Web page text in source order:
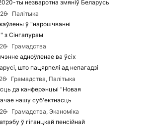
ты незваротна змяніў Беларусь
Палітыка
ў "нарошчванні
з Сінгапурам
Грамадства
адноўленае ва ўсіх
што пацярпелі ад непагадзі
Грамадства, Палітыка
да канферэнцыі "Новая
нашу суб'ектнасць
Грамадства, Эканоміка
ў гіганцкай пенсійнай